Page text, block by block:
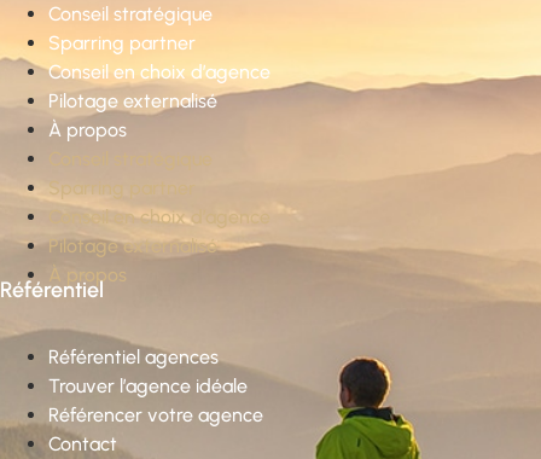
Conseil stratégique
Sparring partner
Conseil en choix d’agence
Pilotage externalisé
À propos
Conseil stratégique
Sparring partner
Conseil en choix d’agence
Pilotage externalisé
À propos
Référentiel
Référentiel agences
Trouver l’agence idéale
Référencer votre agence
Contact